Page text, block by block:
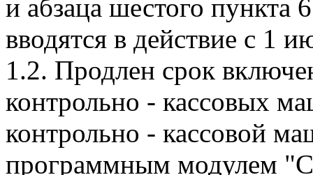
и абзаца шестого пункта
вводятся в действие с 1
1.2. Продлен срок
контрольно - кассовых
контрольно - кассовой
программным модулем